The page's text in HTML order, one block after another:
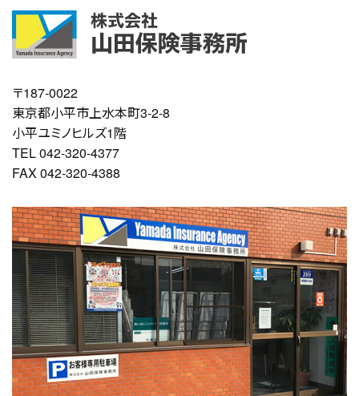
〒187-0022
東京都小平市上水本町3-2-8
小平ユミノヒルズ1階
TEL 042-320-4377
FAX 042-320-4388